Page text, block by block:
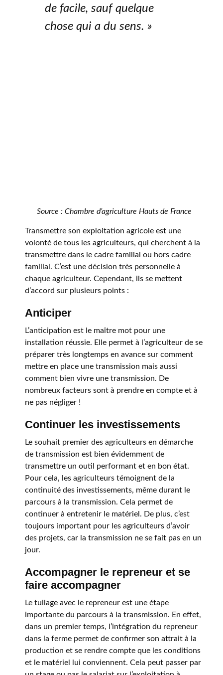
de facile, sauf quelque
chose qui a du sens. »
Source : Chambre d’agriculture Hauts de France
Transmettre son exploitation agricole est une
volonté de tous les agriculteurs, qui cherchent à la
transmettre dans le cadre familial ou hors cadre
familial. C’est une décision très personnelle à
chaque agriculteur. Cependant, ils se mettent
d’accord sur plusieurs points :
Anticiper
L’anticipation est le maître mot pour une
installation réussie. Elle permet à l’agriculteur de se
préparer très longtemps en avance sur comment
mettre en place une transmission mais aussi
comment bien vivre une transmission. De
nombreux facteurs sont à prendre en compte et à
ne pas négliger !
Continuer les investissements
Le souhait premier des agriculteurs en démarche
de transmission est bien évidemment de
transmettre un outil performant et en bon état.
Pour cela, les agriculteurs témoignent de la
continuité des investissements, même durant le
parcours à la transmission. Cela permet de
continuer à entretenir le matériel. De plus, c’est
toujours important pour les agriculteurs d’avoir
des projets, car la transmission ne se fait pas en un
jour.
Accompagner le repreneur et se
faire accompagner
Le tuilage avec le repreneur est une étape
importante du parcours à la transmission. En effet,
dans un premier temps, l’intégration du repreneur
dans la ferme permet de confirmer son attrait à la
production et se rendre compte que les conditions
et le matériel lui conviennent. Cela peut passer par